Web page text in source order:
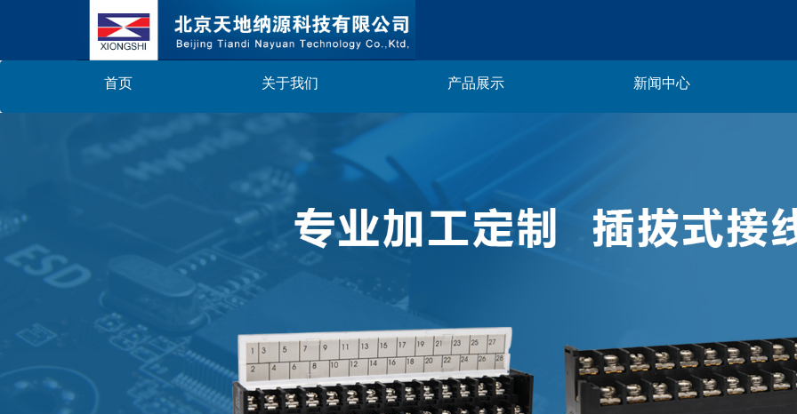
首页 关于我们 产品展示 新闻中心